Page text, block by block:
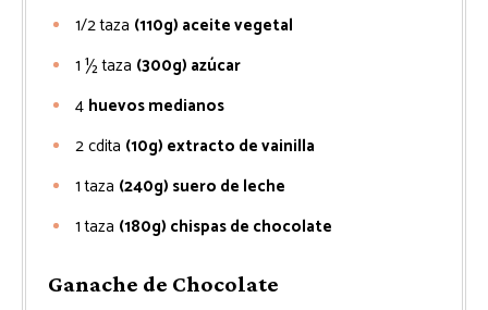
1/2taza (110g) aceite vegetal
1 ½taza (300g) azúcar
4 huevos medianos
2cdita (10g) extracto de vainilla
1 taza (240g) suero de leche
1 taza (180g) chispas de chocolate
Ganache de Chocolate